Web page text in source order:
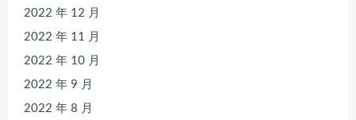
2022 年 12 月
2022 年 11 月
2022 年 10 月
2022 年 9 月
2022 年 8 月